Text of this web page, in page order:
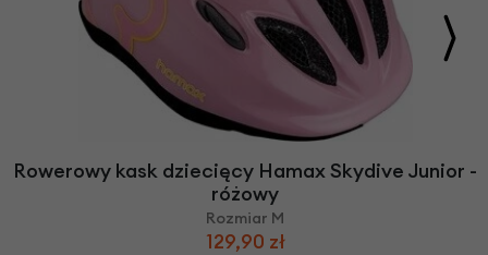
Rowerowy kask dziecięcy Hamax Skydive Junior -
różowy
Rozmiar M
129,90 zł